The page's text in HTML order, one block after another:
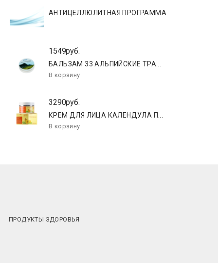
АНТИЦЕЛЛЮЛИТНАЯ ПРОГРАММА
1549руб.
БАЛЬЗАМ 33 АЛЬПИЙСКИЕ ТРА...
3290руб.
КРЕМ ДЛЯ ЛИЦА КАЛЕНДУЛА П...
ПРОДУКТЫ ЗДОРОВЬЯ